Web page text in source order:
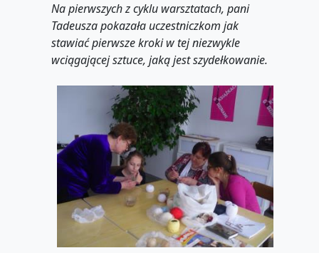
Na pierwszych z cyklu warsztatach, pani
Tadeusza pokazała uczestniczkom jak
stawiać pierwsze kroki w tej niezwykle
wciągającej sztuce, jaką jest szydełkowanie.